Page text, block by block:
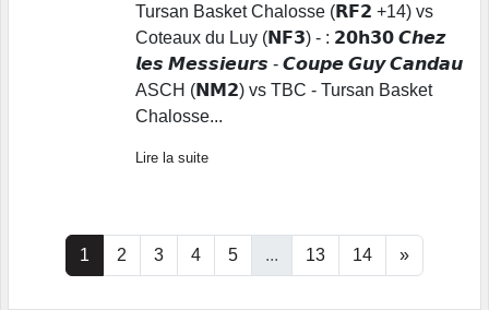
Tursan Basket Chalosse (𝗥𝗙𝟮 +14) vs
Coteaux du Luy (𝗡𝗙𝟯) - : 𝟮𝟬𝗵𝟯𝟬 𝘾𝙝𝙚𝙯
𝙡𝙚𝙨 𝙈𝙚𝙨𝙨𝙞𝙚𝙪𝙧𝙨 - 𝘾𝙤𝙪𝙥𝙚 𝙂𝙪𝙮 𝘾𝙖𝙣𝙙𝙖𝙪
ASCH (𝗡𝗠𝟮) vs TBC - Tursan Basket
Chalosse...
Lire la suite
1 2 3 4 5 ... 13 14 »